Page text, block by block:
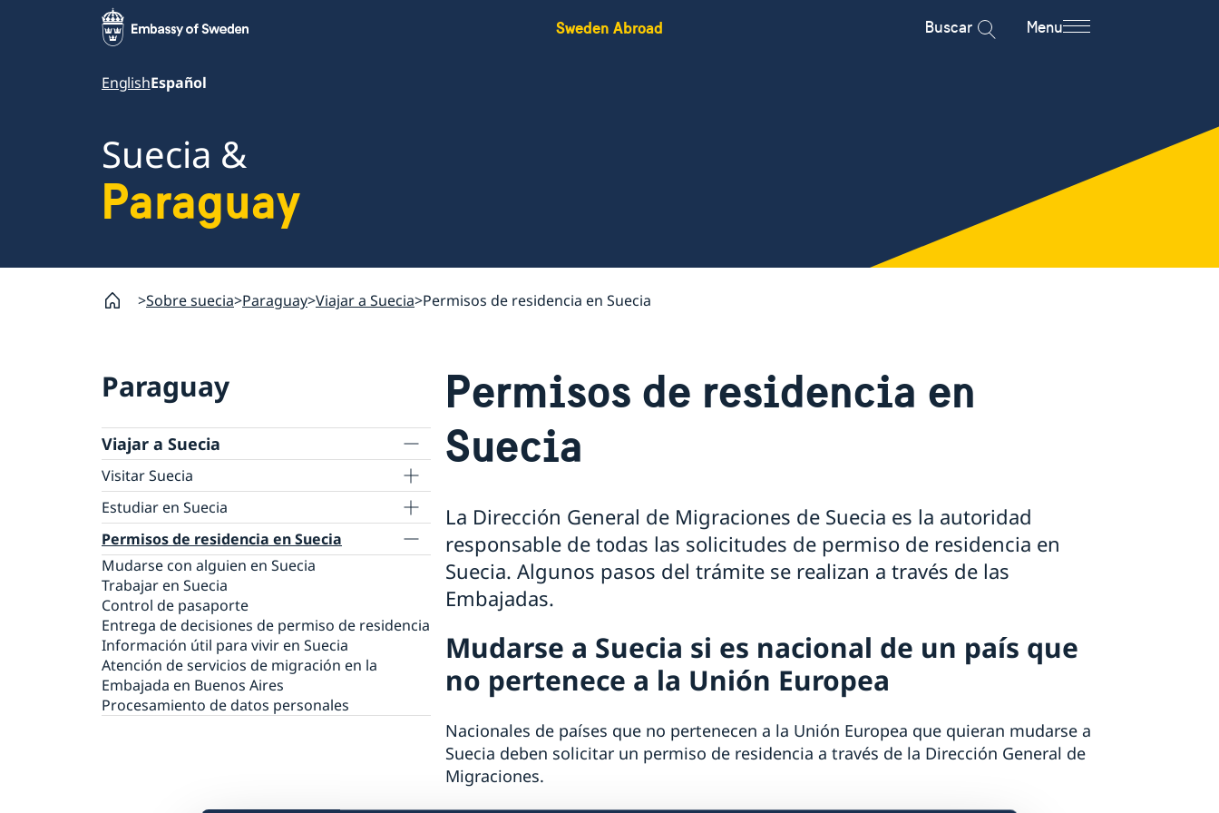
Sweden Abroad Buscar Menu
EnglishEspañol
Suecia &
Paraguay
Sobre suecia Paraguay Viajar a Suecia Permisos de residencia en Suecia
Paraguay
Viajar a Suecia
Visitar Suecia
Visitar Suecia por menos de 90 días
Requisitos de ingreso a Suecia
Visitar Suecia por más de 90 días
Estudiar en Suecia
Reconocimiento y evaluación de estudios
extranjeros
Permisos de residencia en Suecia
Mudarse con alguien en Suecia
Trabajar en Suecia
Control de pasaporte
Entrega de decisiones de permiso de residencia
Información útil para vivir en Suecia
Atención de servicios de migración en la
Embajada en Buenos Aires
Procesamiento de datos personales
Permisos de residencia en
Suecia
La Dirección General de Migraciones de Suecia es la autoridad
responsable de todas las solicitudes de permiso de residencia en
Suecia. Algunos pasos del trámite se realizan a través de las
Embajadas.
Mudarse a Suecia si es nacional de un país que
no pertenece a la Unión Europea
Nacionales de países que no pertenecen a la Unión Europea que quieran mudarse a
Suecia deben solicitar un permiso de residencia a través de la Dirección General de
Migraciones.